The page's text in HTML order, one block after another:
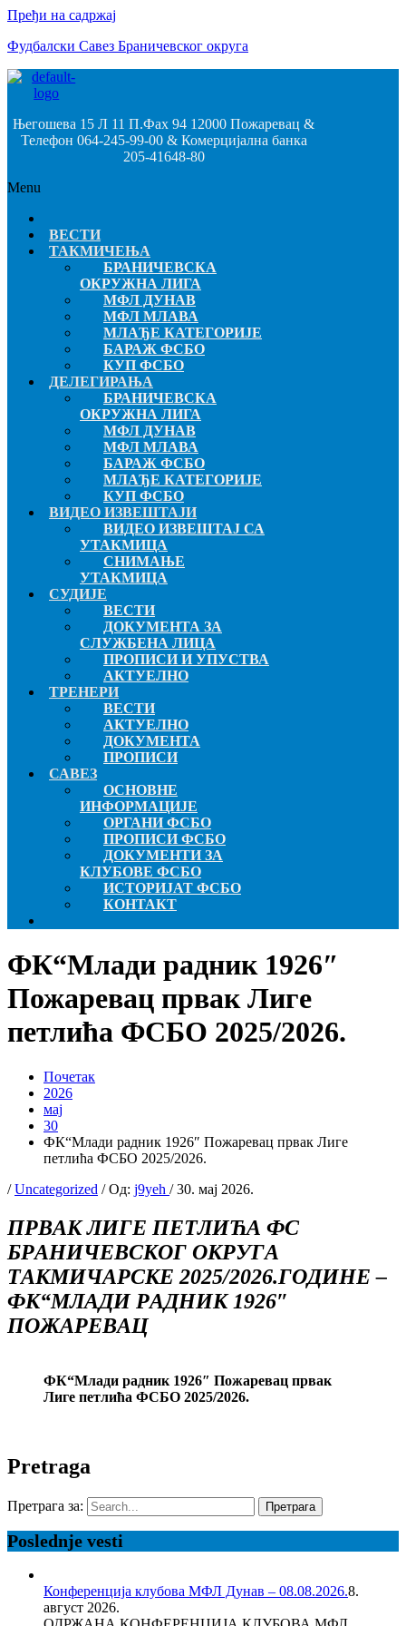
Пређи на садржај
Фудбалски Савез Браничевског округа
Његошева 15 Л 11 П.Фах 94 12000 Пожаревац &
Телефон 064-245-99-00 & Комерцијална банка
205-41648-80
Menu
ВЕСТИ
ТАКМИЧЕЊА
БРАНИЧЕВСКА
ОКРУЖНА ЛИГА
МФЛ ДУНАВ
МФЛ МЛАВА
МЛАЂЕ КАТЕГОРИЈЕ
БАРАЖ ФСБО
КУП ФСБО
ДЕЛЕГИРАЊА
БРАНИЧЕВСКА
ОКРУЖНА ЛИГА
МФЛ ДУНАВ
МФЛ МЛАВА
БАРАЖ ФСБО
МЛАЂЕ КАТЕГОРИЈЕ
КУП ФСБО
ВИДЕО ИЗВЕШТАЈИ
ВИДЕО ИЗВЕШТАЈ СА
УТАКМИЦА
СНИМАЊЕ
УТАКМИЦА
СУДИЈЕ
ВЕСТИ
ДОКУМЕНТА ЗА
СЛУЖБЕНА ЛИЦА
ПРОПИСИ И УПУСТВА
АКТУЕЛНО
ТРЕНЕРИ
ВЕСТИ
АКТУЕЛНО
ДОКУМЕНТА
ПРОПИСИ
САВЕЗ
ОСНОВНЕ
ИНФОРМАЦИЈЕ
ОРГАНИ ФСБО
ПРОПИСИ ФСБО
ДОКУМЕНТИ ЗА
КЛУБОВЕ ФСБО
ИСТОРИЈАТ ФСБО
КОНТАКТ
ФК“Млади радник 1926″
Пожаревац првак Лиге
петлића ФСБО 2025/2026.
Почетак
2026
мај
30
ФК“Млади радник 1926″ Пожаревац првак Лиге
петлића ФСБО 2025/2026.
/Uncategorized / Од: j9yeh /30. мај 2026.
ПРВАК ЛИГЕ ПЕТЛИЋА ФС
БРАНИЧЕВСКОГ ОКРУГА
ТАКМИЧАРСКЕ 2025/2026.ГОДИНЕ –
ФК“МЛАДИ РАДНИК 1926″
ПОЖАРЕВАЦ
ФК“Млади радник 1926″ Пожаревац првак
Лиге петлића ФСБО 2025/2026.
Pretraga
Претрага за:
Poslednje vesti
Конференција клубова МФЛ Дунав – 08.08.2026.8.
август 2026.